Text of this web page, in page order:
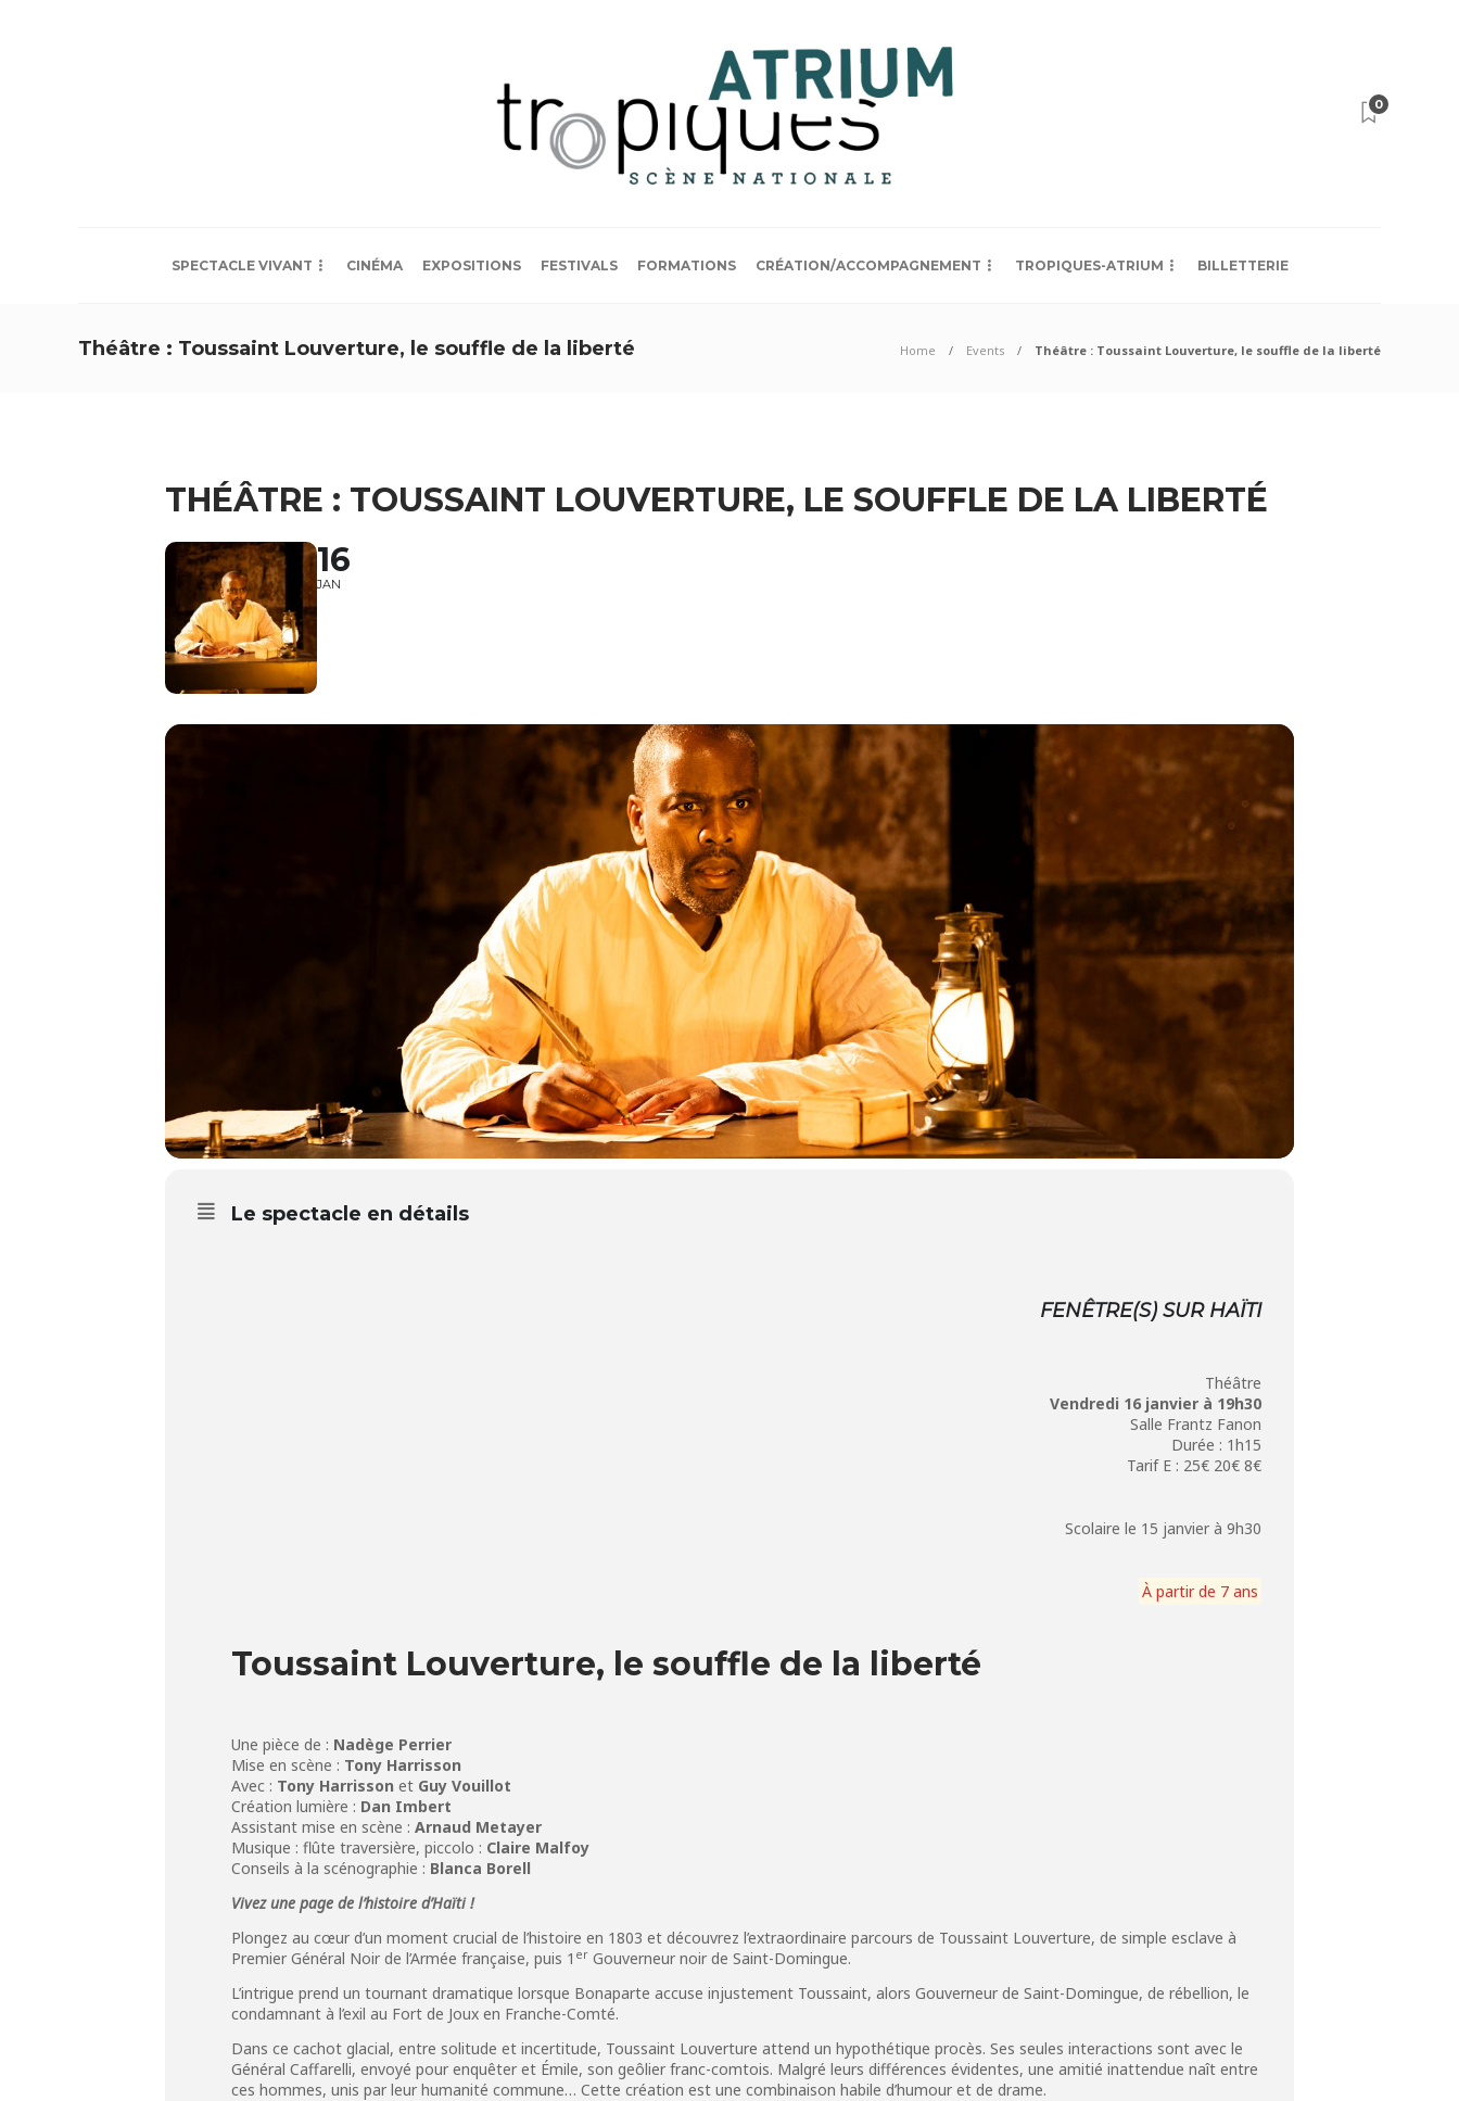
0
SPECTACLE VIVANT CINÉMA EXPOSITIONS FESTIVALS FORMATIONS CRÉATION/ACCOMPAGNEMENT TROPIQUES-ATRIUM BILLETTERIE
Théâtre : Toussaint Louverture, le souffle de la liberté Home Events Théâtre : Toussaint Louverture, le souffle de la liberté
THÉÂTRE : TOUSSAINT LOUVERTURE, LE SOUFFLE DE LA LIBERTÉ
16
JAN
Le spectacle en détails
FENÊTRE(S) SUR HAÏTI
Théâtre
Vendredi 16 janvier à 19h30
Salle Frantz Fanon
Durée : 1h15
Tarif E : 25€ 20€ 8€
Scolaire le 15 janvier à 9h30
À partir de 7 ans
Toussaint Louverture, le souffle de la liberté
Une pièce de : Nadège Perrier
Mise en scène : Tony Harrisson
Avec : Tony Harrisson et Guy Vouillot
Création lumière : Dan Imbert
Assistant mise en scène : Arnaud Metayer
Musique : flûte traversière, piccolo : Claire Malfoy
Conseils à la scénographie : Blanca Borell
Vivez une page de l’histoire d’Haïti !
Plongez au cœur d’un moment crucial de l’histoire en 1803 et découvrez l’extraordinaire parcours de Toussaint Louverture, de simple esclave à
Premier Général Noir de l’Armée française, puis 1 er Gouverneur noir de Saint-Domingue.
L’intrigue prend un tournant dramatique lorsque Bonaparte accuse injustement Toussaint, alors Gouverneur de Saint-Domingue, de rébellion, le
condamnant à l’exil au Fort de Joux en Franche-Comté.
Dans ce cachot glacial, entre solitude et incertitude, Toussaint Louverture attend un hypothétique procès. Ses seules interactions sont avec le
Général Caffarelli, envoyé pour enquêter et Émile, son geôlier franc-comtois. Malgré leurs différences évidentes, une amitié inattendue naît entre
ces hommes, unis par leur humanité commune… Cette création est une combinaison habile d’humour et de drame.